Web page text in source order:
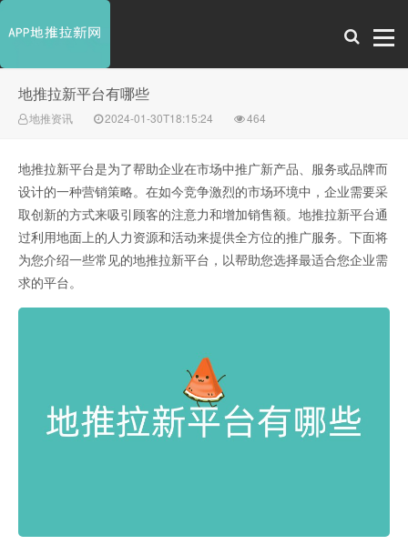
地推拉新平台有哪些
地推资讯 2024-01-30T18:15:24 464
地推拉新平台是为了帮助企业在市场中推广新产品、服务或品牌而
设计的一种营销策略。在如今竞争激烈的市场环境中，企业需要采
取创新的方式来吸引顾客的注意力和增加销售额。地推拉新平台通
过利用地面上的人力资源和活动来提供全方位的推广服务。下面将
为您介绍一些常见的地推拉新平台，以帮助您选择最适合您企业需
求的平台。